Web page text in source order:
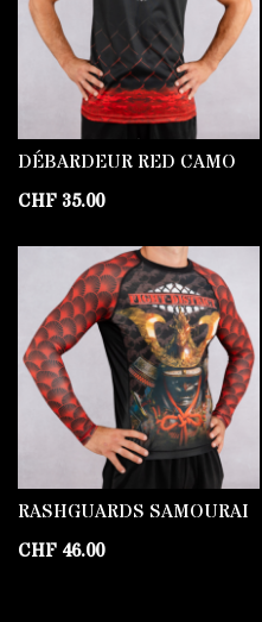
DÉBARDEUR RED CAMO
CHF 35.00
RASHGUARDS SAMOURAI
CHF 46.00